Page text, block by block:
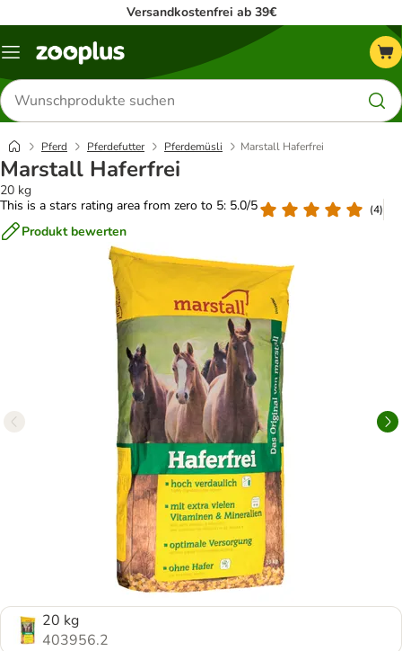
Versandkostenfrei ab 39€
Menü
Produkte
suchen
Pferd Pferdefutter Pferdemüsli Marstall Haferfrei
Marstall Haferfrei
20 kg
This is a stars rating area from zero to 5: 5.0/5
(4)
Produkt bewerten
20 kg
403956.2